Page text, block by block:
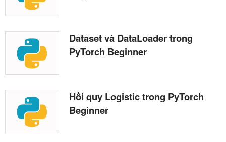
Dataset và DataLoader trong
PyTorch Beginner
Hồi quy Logistic trong PyTorch
Beginner